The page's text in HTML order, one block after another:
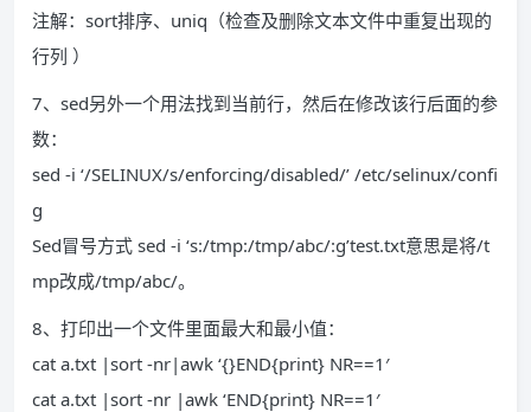
注解：sort排序、uniq（检查及删除文本文件中重复出现的
行列 ）
7、sed另外一个用法找到当前行，然后在修改该行后面的参
数：
sed -i ‘/SELINUX/s/enforcing/disabled/’ /etc/selinux/confi
g
Sed冒号方式 sed -i ‘s:/tmp:/tmp/abc/:g’test.txt意思是将/t
mp改成/tmp/abc/。
8、打印出一个文件里面最大和最小值：
cat a.txt |sort -nr|awk ‘{}END{print} NR==1′
cat a.txt |sort -nr |awk ‘END{print} NR==1′